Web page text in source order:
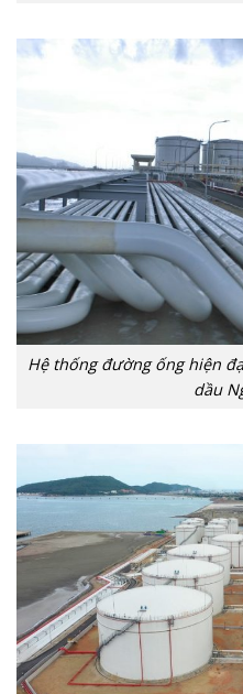
Hệ thống đường ống hiện
dầu